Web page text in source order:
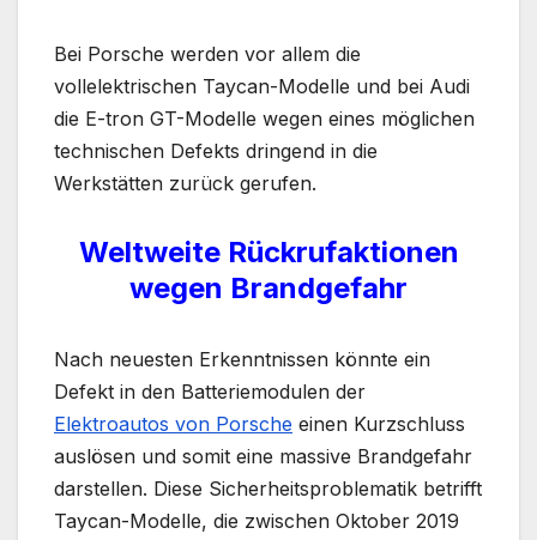
Bei Porsche werden vor allem die
vollelektrischen Taycan-Modelle und bei Audi
die E-tron GT-Modelle wegen eines möglichen
technischen Defekts dringend in die
Werkstätten zurück gerufen.
Weltweite Rückrufaktionen
wegen Brandgefahr
Nach neuesten Erkenntnissen könnte ein
Defekt in den Batteriemodulen der
Elektroautos von Porsche einen Kurzschluss
auslösen und somit eine massive Brandgefahr
darstellen. Diese Sicherheitsproblematik betrifft
Taycan-Modelle, die zwischen Oktober 2019